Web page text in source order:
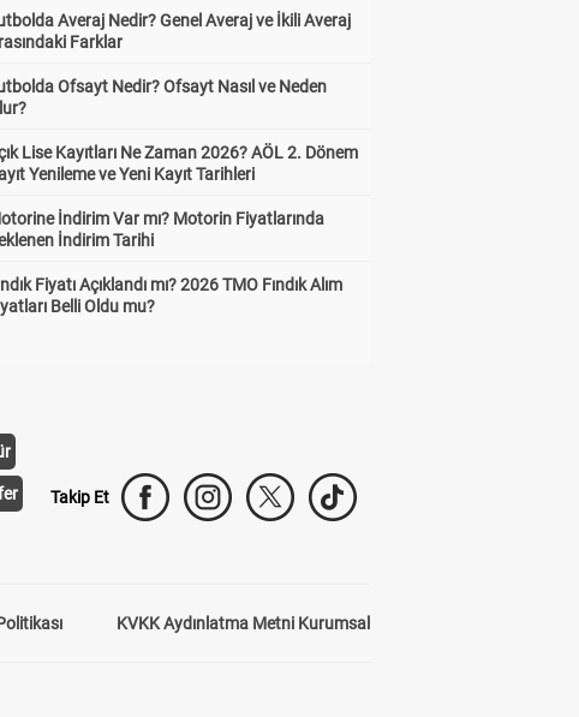
Averaj Nedir? Genel Averaj ve İkili Averaj
Farklar
Ofsayt Nedir? Ofsayt Nasıl ve Neden
Lise Kayıtları Ne Zaman 2026? AÖL 2. Dönem
Yenileme ve Yeni Kayıt Tarihleri
İndirim Var mı? Motorin Fiyatlarında
İndirim Tarihi
Fiyatı Açıklandı mı? 2026 TMO Fındık Alım
Belli Oldu mu?
Takip Et
KVKK Aydınlatma Metni Kurumsal